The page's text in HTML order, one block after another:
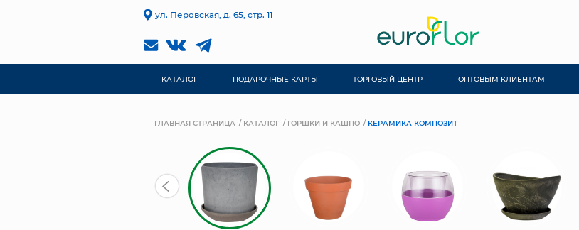
ул. Перовская, д. 65, стр. 11
КАТАЛОГ ПОДАРОЧНЫЕ КАРТЫ ТОРГОВЫЙ ЦЕНТР ОПТОВЫМ КЛИЕНТАМ
ГЛАВНАЯ СТРАНИЦА КАТАЛОГ ГОРШКИ И КАШПО КЕРАМИКА КОМПОЗИТ